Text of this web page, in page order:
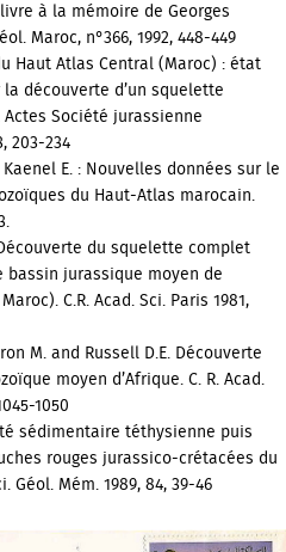
à la mémoire de Georges
Maroc, n°366, 1992, 448-449
Haut Atlas Central (Maroc) : état
découverte d’un squelette
Actes Société jurassienne
203-234
E. : Nouvelles données sur le
du Haut-Atlas marocain.
du squelette complet
bassin jurassique moyen de
C.R. Acad. Sci. Paris 1981,
M. and Russell D.E. Découverte
moyen d’Afrique.C. R. Acad.
1050
sédimentaire téthysienne puis
rouges jurassico-crétacées du
Géol. Mém. 1989, 84, 39-46